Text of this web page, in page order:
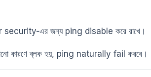
security-এর জন্য ping disable করে রাখে।
কারণে ব্লক হয়, ping naturally fail করবে।